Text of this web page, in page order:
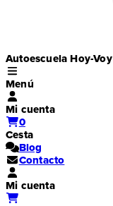
Autoescuela Hoy-Voy
Menú
Mi cuenta
0
Cesta
Blog
Contacto
Mi cuenta